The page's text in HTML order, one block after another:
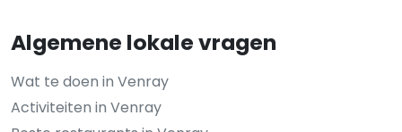
Algemene lokale vragen
Wat te doen in Venray
Activiteiten in Venray